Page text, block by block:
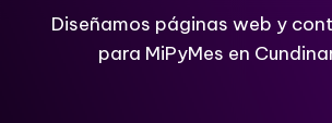
Diseñamos páginas web y
para MiPyMes en